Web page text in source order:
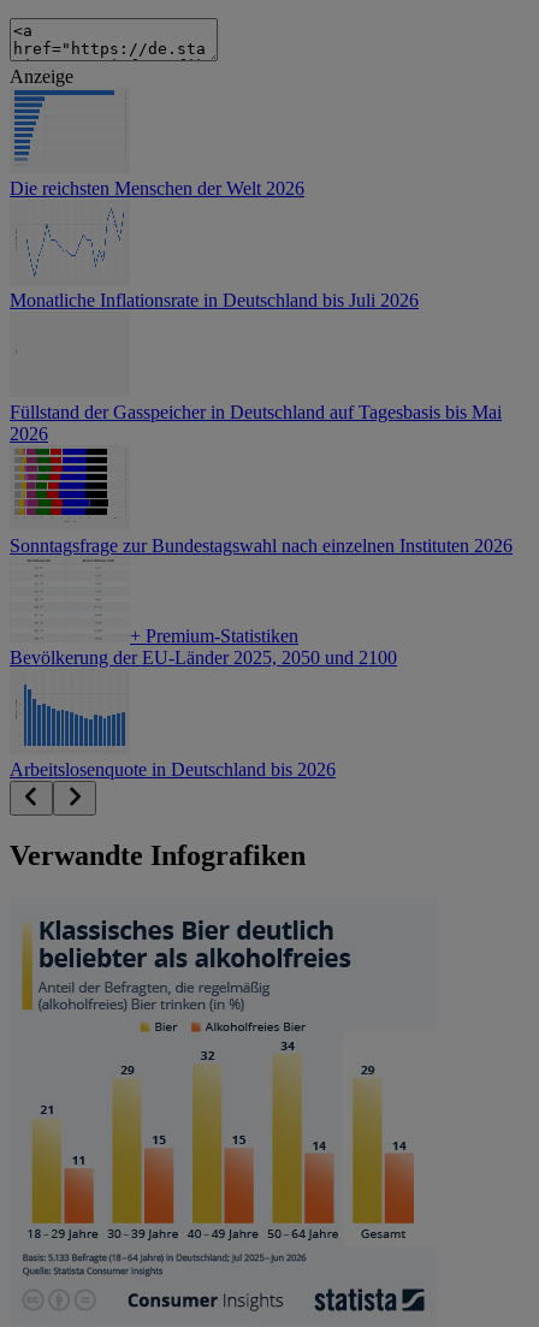
Anzeige
Die reichsten Menschen der Welt 2026
Monatliche Inflationsrate in Deutschland bis Juli 2026
Füllstand der Gasspeicher in Deutschland auf Tagesbasis bis Mai
2026
Sonntagsfrage zur Bundestagswahl nach einzelnen Instituten 2026
+ Premium-Statistiken
Bevölkerung der EU-Länder 2025, 2050 und 2100
Arbeitslosenquote in Deutschland bis 2026
Verwandte Infografiken